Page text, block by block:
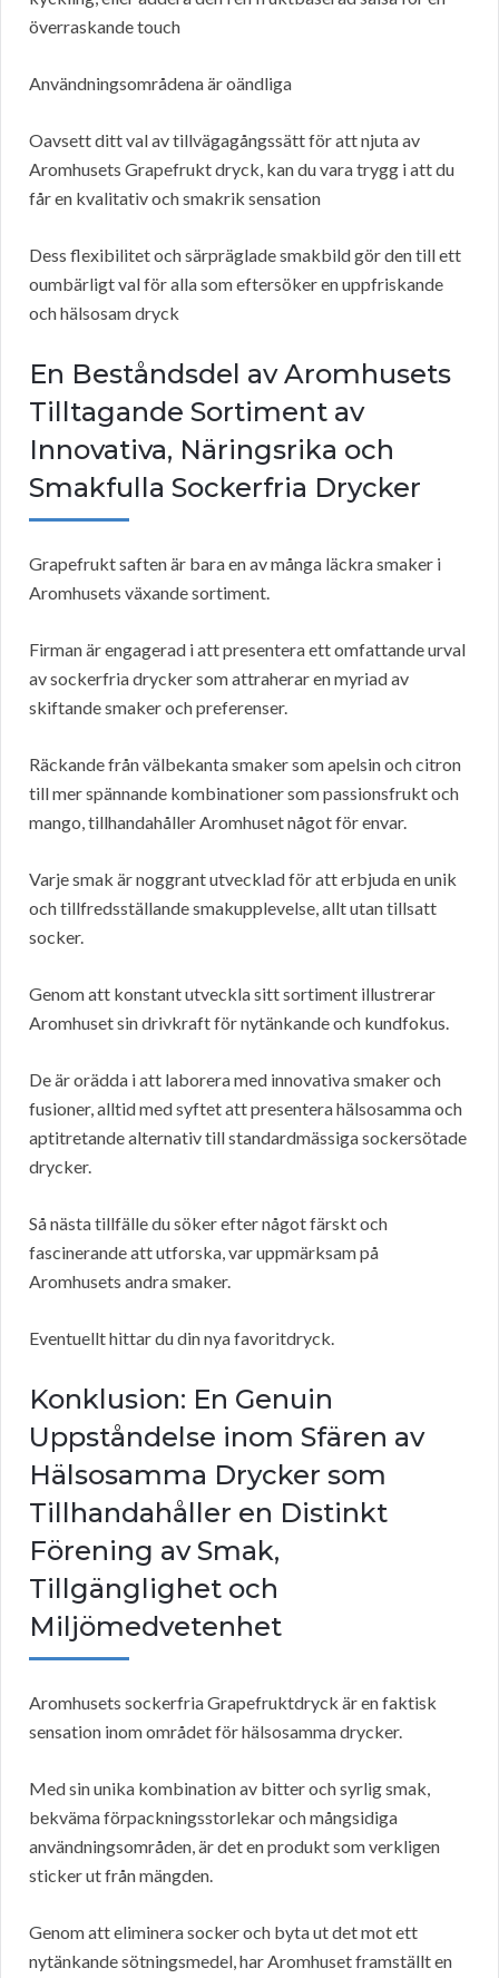
överraskande touch
Användningsområdena är oändliga
Oavsett ditt val av tillvägagångssätt för att njuta av
Aromhusets Grapefrukt dryck, kan du vara trygg i att du
får en kvalitativ och smakrik sensation
Dess flexibilitet och särpräglade smakbild gör den till ett
oumbärligt val för alla som eftersöker en uppfriskande
och hälsosam dryck
En Beståndsdel av Aromhusets
Tilltagande Sortiment av
Innovativa, Näringsrika och
Smakfulla Sockerfria Drycker
Grapefrukt saften är bara en av många läckra smaker i
Aromhusets växande sortiment.
Firman är engagerad i att presentera ett omfattande urval
av sockerfria drycker som attraherar en myriad av
skiftande smaker och preferenser.
Räckande från välbekanta smaker som apelsin och citron
till mer spännande kombinationer som passionsfrukt och
mango, tillhandahåller Aromhuset något för envar.
Varje smak är noggrant utvecklad för att erbjuda en unik
och tillfredsställande smakupplevelse, allt utan tillsatt
socker.
Genom att konstant utveckla sitt sortiment illustrerar
Aromhuset sin drivkraft för nytänkande och kundfokus.
De är orädda i att laborera med innovativa smaker och
fusioner, alltid med syftet att presentera hälsosamma och
aptitretande alternativ till standardmässiga sockersötade
drycker.
Så nästa tillfälle du söker efter något färskt och
fascinerande att utforska, var uppmärksam på
Aromhusets andra smaker.
Eventuellt hittar du din nya favoritdryck.
Konklusion: En Genuin
Uppståndelse inom Sfären av
Hälsosamma Drycker som
Tillhandahåller en Distinkt
Förening av Smak,
Tillgänglighet och
Miljömedvetenhet
Aromhusets sockerfria Grapefruktdryck är en faktisk
sensation inom området för hälsosamma drycker.
Med sin unika kombination av bitter och syrlig smak,
bekväma förpackningsstorlekar och mångsidiga
användningsområden, är det en produkt som verkligen
sticker ut från mängden.
Genom att eliminera socker och byta ut det mot ett
nytänkande sötningsmedel, har Aromhuset framställt en